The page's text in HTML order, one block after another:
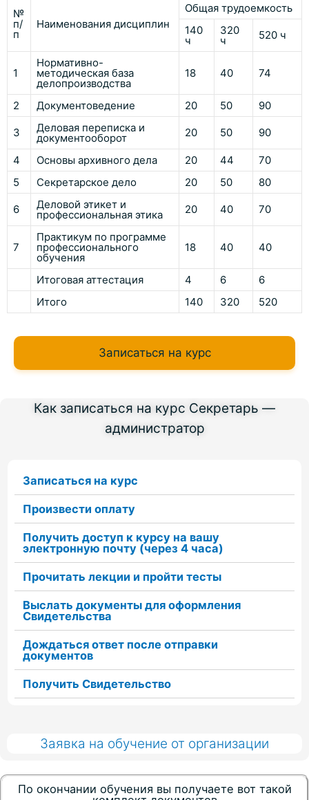
№
п/
п
Наименования дисциплин
Общая трудоемкость
140
ч
320
ч 520 ч
1
Нормативно-
методическая база
делопроизводства
18 40 74
2 Документоведение 20 50 90
3 Деловая переписка и
документооборот 20 50 90
4 Основы архивного дела 20 44
70
5
Секретарское дело 20 50 80
6 Деловой этикет и
профессиональная этика 20 40 70
7
Практикум по программе
профессионального
обучения
18 40 40
Итоговая аттестация 4 6
6
Итого
140 320 520
Записаться на курс
Как записаться на курс Секретарь —
администратор
Записаться на курс
Произвести оплату
Получить доступ к курсу на вашу
электронную почту (через 4 часа)
Прочитать лекции и пройти тесты
Выслать документы для оформления
Свидетельства
Дождаться ответ после отправки
документов
Получить Свидетельство
Заявка на обучение от организации
По окончании обучения вы получаете вот такой